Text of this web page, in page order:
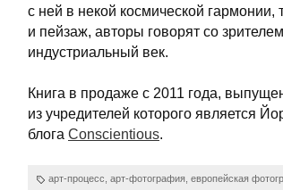
с ней в некой космической гармонии,
и пейзаж, авторы говорят со
индустриальный век.
Книга в продаже с 2011 года,
из учредителей которого является
блога Conscientious.
арт-процесс арт-фотография европейская